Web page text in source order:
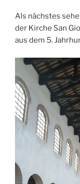
Als nächstes
der Kirche San
aus dem 5.